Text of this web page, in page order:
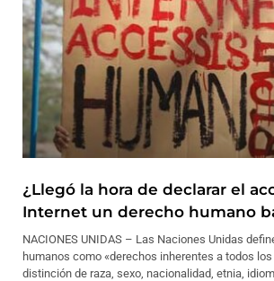
¿Llegó la hora de declarar el
Internet un derecho humano
NACIONES UNIDAS – Las Naciones Unidas
humanos como «derechos inherentes a todos
distinción de raza, sexo, nacionalidad, etnia,